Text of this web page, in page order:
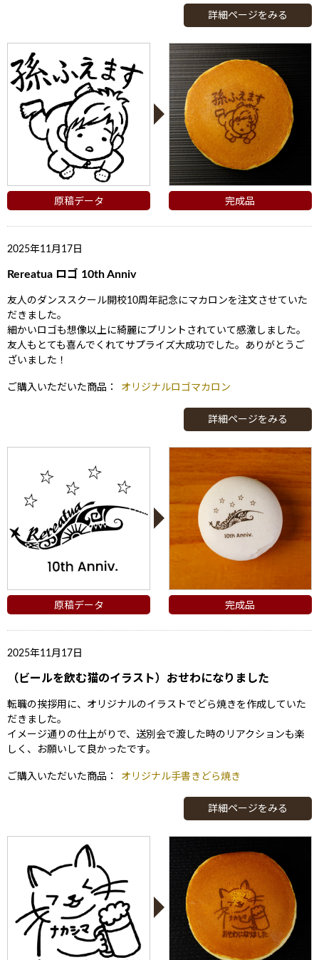
詳細ページをみる
原稿データ 完成品
2025年11月17日
Rereatua ロゴ 10th Anniv
友人のダンススクール開校10周年記念にマカロンを注文させていた
だきました。
細かいロゴも想像以上に綺麗にプリントされていて感激しました。
友人もとても喜んでくれてサプライズ大成功でした。ありがとうご
ざいました！
ご購入いただいた商品： オリジナルロゴマカロン
詳細ページをみる
原稿データ 完成品
2025年11月17日
（ビールを飲む猫のイラスト）おせわになりました
転職の挨拶用に、オリジナルのイラストでどら焼きを作成していた
だきました。
イメージ通りの仕上がりで、送別会で渡した時のリアクションも楽
しく、お願いして良かったです。
ご購入いただいた商品： オリジナル手書きどら焼き
詳細ページをみる